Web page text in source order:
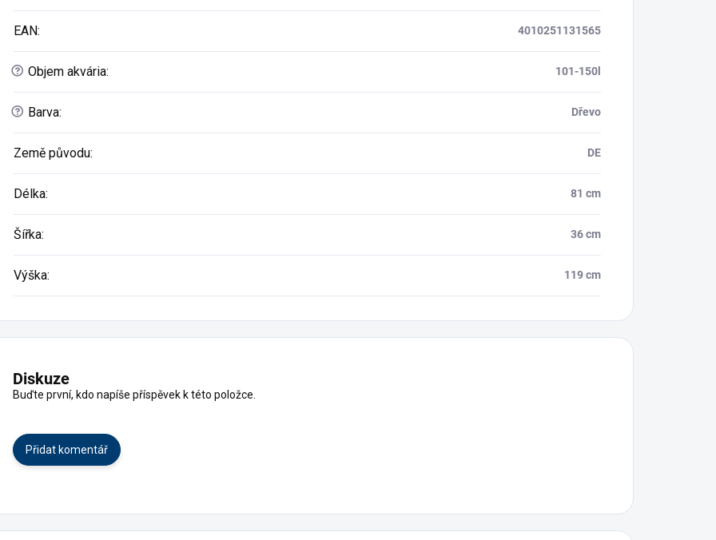
EAN: 4010251131565
? Objem akvária: 101-150l
? Barva: Dřevo
Země původu: DE
Délka: 81 cm
Šířka: 36 cm
Výška: 119 cm
Diskuze
Buďte první, kdo napíše příspěvek k této položce.
Přidat komentář